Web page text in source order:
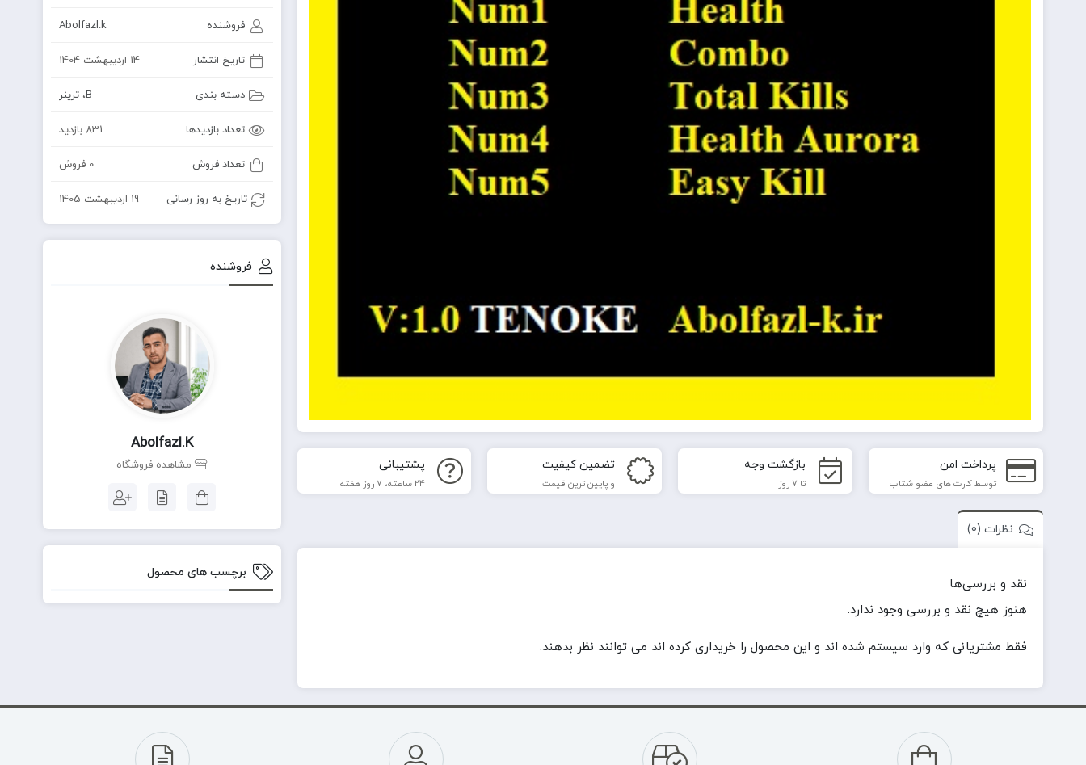
پرداخت امن
توسط کارت های عضو شتاب
بازگشت وجه
تا 7 روز
تضمین کیفیت
و پایین ترین قیمت
پشتیبانی
24 ساعته، 7 روز هفته
نظرات (0)
نقد و بررسی‌ها
هنوز هیچ نقد و بررسی وجود ندارد.
فقط مشتریانی که وارد سیستم شده اند و این محصول را خریداری کرده اند می توانند نظر بدهند.
فروشنده Abolfazl.k
تاریخ انتشار 14 اردیبهشت 1404
دسته بندی B، ترینر
تعداد بازدیدها 831 بازدید
تعداد فروش 0 فروش
تاریخ به روز رسانی 19 اردیبهشت 1405
فروشنده
Abolfazl.k
مشاهده فروشگاه
برچسب های محصول